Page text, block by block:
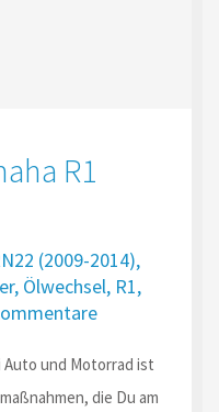
R1
(2009-2014),
, Ölwechsel, R1,
Auto und Motorrad ist
die Du am